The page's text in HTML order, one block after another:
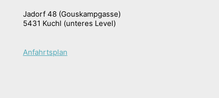
Jadorf 48 (Gouskampgasse)
5431 Kuchl (unteres Level)
Anfahrtsplan